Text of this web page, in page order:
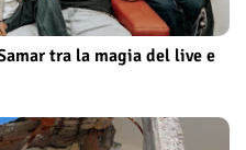
tra la magia del live e